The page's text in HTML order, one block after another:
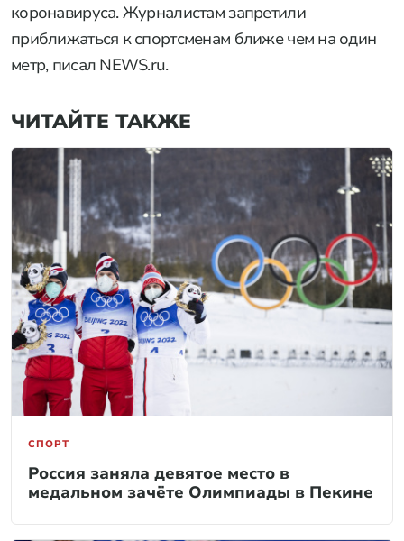
коронавируса. Журналистам запретили
приближаться к спортсменам ближе чем на один
метр, писал NEWS.ru.
ЧИТАЙТЕ ТАКЖЕ
СПОРТ
Россия заняла девятое место в
медальном зачёте Олимпиады в Пекине